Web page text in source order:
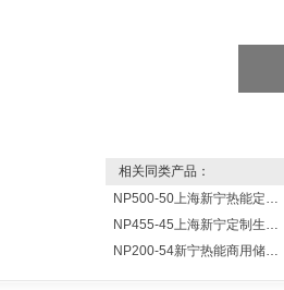
相关同类产品：
NP500-50上海新宁热能定制各式不锈钢水箱容器
NP455-45上海新宁定制生产各式不锈钢容器
NP200-54新宁热能商用储水式电热水器V=200升N=54千瓦